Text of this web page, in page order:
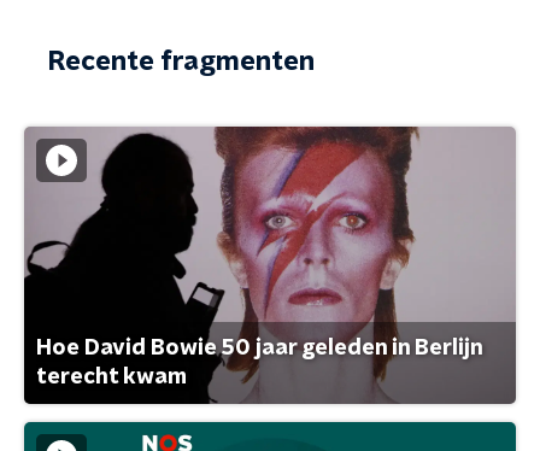
Recente fragmenten
Hoe David Bowie 50 jaar geleden in Berlijn
terecht kwam